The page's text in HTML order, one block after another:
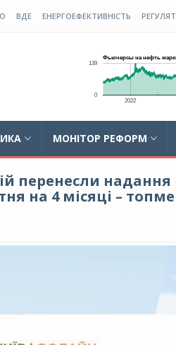
ВДЕ ЕНЕРГОЕФЕКТИВНІСТЬ
МОНІТОР РЕФОРМ
перенесли надання
на 4 місяці –